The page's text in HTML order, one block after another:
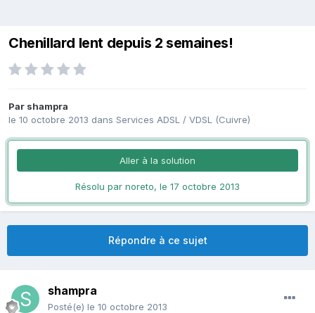
Chenillard lent depuis 2 semaines!
Par shampra
le 10 octobre 2013 dans Services ADSL / VDSL (Cuivre)
Aller à la solution
Résolu par noreto, le 17 octobre 2013
Répondre à ce sujet
shampra
Posté(e) le 10 octobre 2013